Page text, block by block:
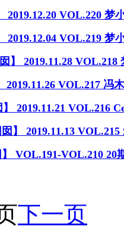
2019.12.20 VOL.220 梦
2019.12.04 VOL.219 梦
】 2019.11.28 VOL.218
2019.11.26 VOL.217 冯
2019.11.21 VOL.216
】 2019.11.13 VOL.215
VOL.191-VOL.210 20
下一页